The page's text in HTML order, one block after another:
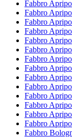
Fabbro
Fabbro
Fabbro
Fabbro
Fabbro
Fabbro
Fabbro
Fabbro
Fabbro
Fabbro
Fabbro
Fabbro
Fabbro
Fabbro
Fabbro